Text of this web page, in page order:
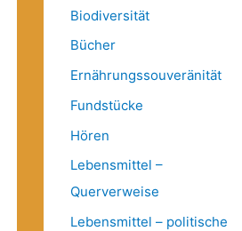
Biodiversität
Bücher
Ernährungssouveränität
Fundstücke
Hören
Lebensmittel –
Querverweise
Lebensmittel – politische